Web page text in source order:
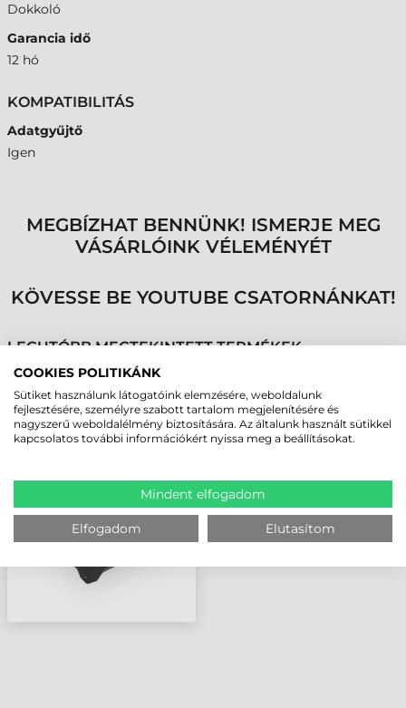
Dokkoló
Garancia idő
12 hó
KOMPATIBILITÁS
Adatgyűjtő
Igen
MEGBÍZHAT BENNÜNK! ISMERJE MEG
VÁSÁRLÓINK VÉLEMÉNYÉT
KÖVESSE BE YOUTUBE CSATORNÁNKAT!
LEGUTÓBB MEGTEKINTETT TERMÉKEK
SYMBOL (MOTOROLA)
KOMMUNIKÁCIÓS
DOKKOLÓ, TÖLTŐ, USB,
AKKUMLÁTOR
COOKIES POLITIKÁNK
Sütiket használunk látogatóink elemzésére, weboldalunk
fejlesztésére, személyre szabott tartalom megjelenítésére és
nagyszerű weboldalélmény biztosítására. Az általunk használt sütikkel
kapcsolatos további információkért nyissa meg a beállításokat.
Mindent elfogadom
Elfogadom Elutasítom